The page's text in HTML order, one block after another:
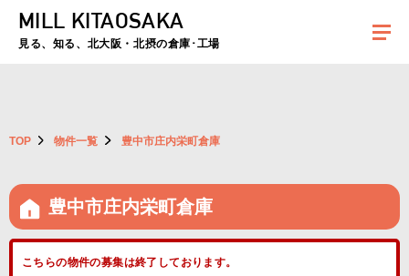
夏季休暇のお知らせ：2026年8月8日(土)～8月16日(日)まで休業とさせていた
MILL KITAOSAKA
見る、知る、北大阪・北摂の倉庫･工場
TOP 物件一覧 豊中市庄内栄町倉庫
豊中市庄内栄町倉庫
こちらの物件の募集は終了しております。